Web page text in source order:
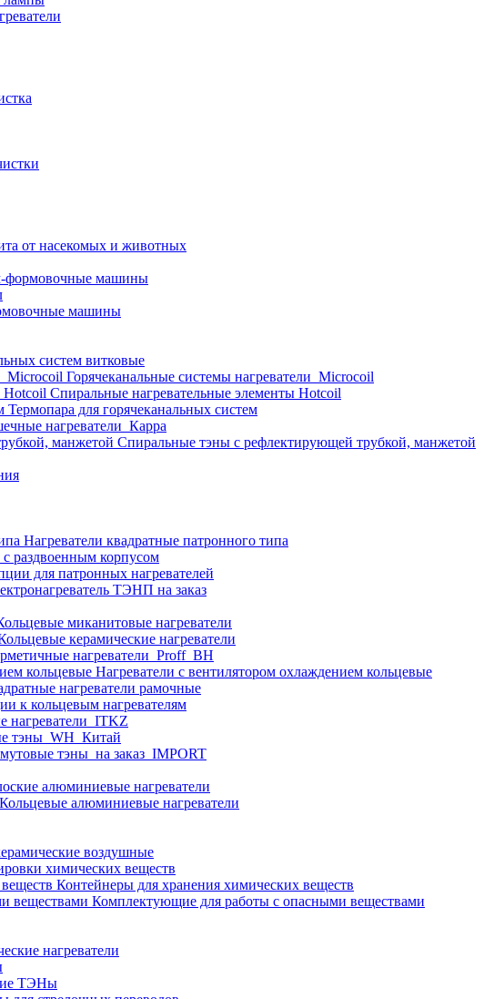
от насекомых и животных
формовочные машины
машины
систем витковые
Горячеканальные системы нагреватели_Microcoil
Спиральные нагревательные элементы Hotcoil
Термопара для горячеканальных систем
нагреватели_Карра
Спиральные тэны с рефлектирующей трубкой, манжетой
Нагреватели квадратные патронного типа
раздвоенным корпусом
для патронных нагревателей
ТЭНП на заказ
миканитовые нагреватели
керамические нагреватели
нагреватели_Proff_BH
Нагреватели с вентилятором охлаждением кольцевые
нагреватели рамочные
к кольцевым нагревателям
нагреватели_ITKZ
тэны_WH_Китай
тэны_на заказ_IMPORT
алюминиевые нагреватели
Кольцевые алюминиевые нагреватели
воздушные
химических веществ
Контейнеры для хранения химических веществ
Комплектующие для работы с опасными веществами
нагреватели
ТЭНы